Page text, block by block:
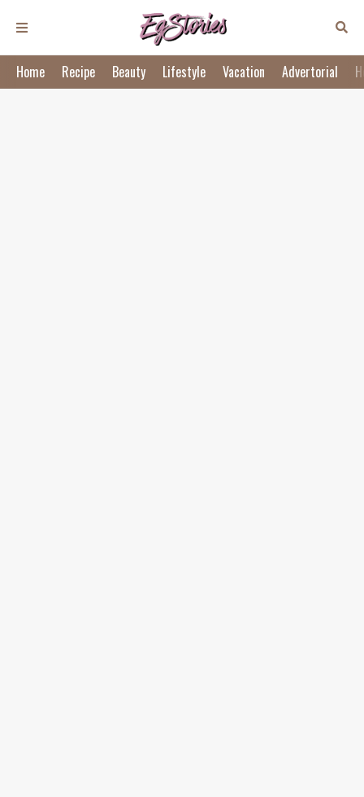
Home Recipe Beauty Lifestyle Vacation Advertorial